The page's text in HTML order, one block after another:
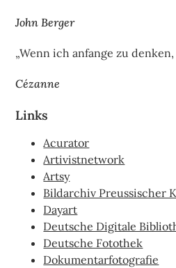
John Berger
„Wenn ich anfange zu
Cézanne
Links
Acurator
Artivistnetwork
Artsy
Bildarchiv Preussischer
Dayart
Deutsche Digitale
Deutsche Fotothek
Dokumentarfotografie